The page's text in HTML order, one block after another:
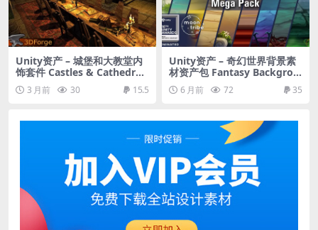
Unity资产 – 城堡和大教堂内
饰套件 Castles & Cathedrals
Interiors Kit
3 月前 30 15.5
Unity资产 – 奇幻世界背景素
材资产包 Fantasy Backgrou
nds Mega Pack
6 月前 72 35